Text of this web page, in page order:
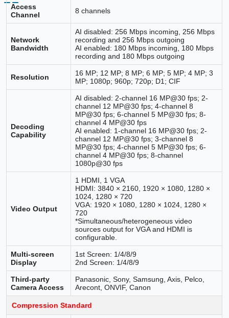
Access
Channel
8 channels
Network
Bandwidth
AI disabled: 256 Mbps incoming, 256 Mbps
recording and 256 Mbps outgoing
AI enabled: 180 Mbps incoming, 180 Mbps
recording and 180 Mbps outgoing
Resolution
16 MP; 12 MP; 8 MP; 6 MP; 5 MP; 4 MP; 3
MP; 1080p; 960p; 720p; D1; CIF
Decoding
Capability
AI disabled: 2-channel 16 MP@30 fps; 2-
channel 12 MP@30 fps; 4-channel 8
MP@30 fps; 6-channel 5 MP@30 fps; 8-
channel 4 MP@30 fps
AI enabled: 1-channel 16 MP@30 fps; 2-
channel 12 MP@30 fps; 3-channel 8
MP@30 fps; 4-channel 5 MP@30 fps; 6-
channel 4 MP@30 fps; 8-channel
1080p@30 fps
Video Output
1 HDMI, 1 VGA
HDMI: 3840 × 2160, 1920 × 1080, 1280 ×
1024, 1280 × 720
VGA: 1920 × 1080, 1280 × 1024, 1280 ×
720
*Simultaneous/heterogeneous video
sources output for VGA and HDMI is
configurable.
Multi-screen
Display
1st Screen: 1/4/8/9
2nd Screen: 1/4/8/9
Third-party
Camera Access
Panasonic, Sony, Samsung, Axis, Pelco,
Arecont, ONVIF, Canon
Compression Standard